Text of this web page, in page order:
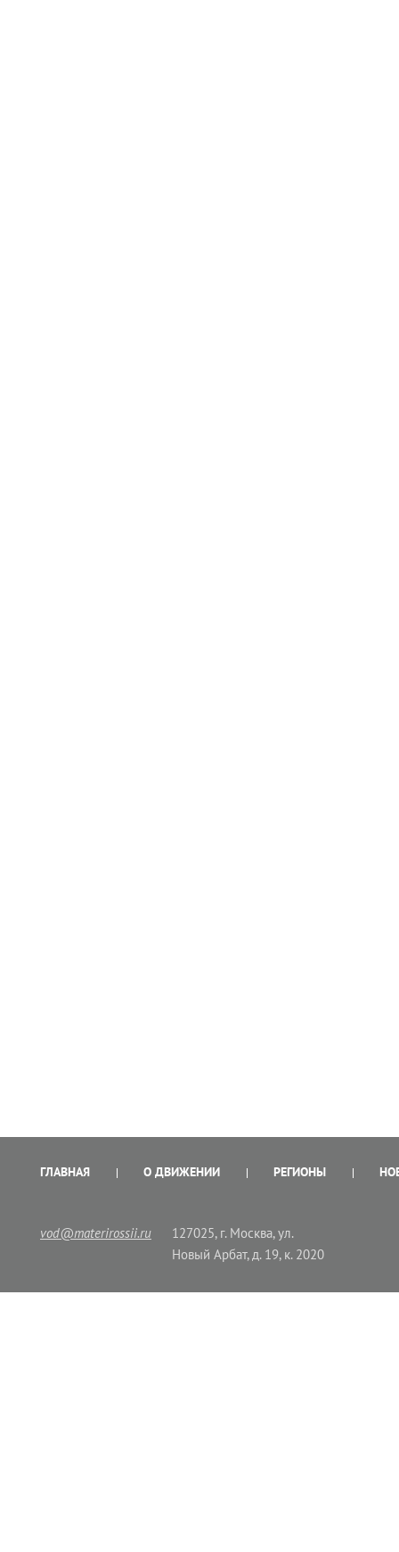
ГЛАВНАЯ О ДВИЖЕНИИ РЕГИОНЫ
vod@materirossii.ru
127025, г. Москва, ул.
Новый Арбат, д. 19, к. 2020